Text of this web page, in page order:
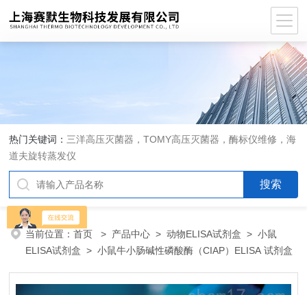
热门关键词： 三洋高压灭菌器，TOMY高压灭菌器，酶标仪维修，海
道夫旋转蒸发仪
当前位置：首页 > 产品中心 >动物ELISA试剂盒 >小鼠
ELISA试剂盒 > 小鼠牛小肠碱性磷酸酶（CIAP）ELISA 试剂盒